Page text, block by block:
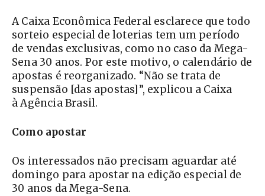
A Caixa Econômica Federal esclarece que todo
sorteio especial de loterias tem um período
de vendas exclusivas, como no caso da Mega-
Sena 30 anos. Por este motivo, o calendário de
apostas é reorganizado. “Não se trata de
suspensão [das apostas]”, explicou a Caixa
à Agência Brasil.
Como apostar
Os interessados não precisam aguardar até
domingo para apostar na edição especial de
30 anos da Mega-Sena.